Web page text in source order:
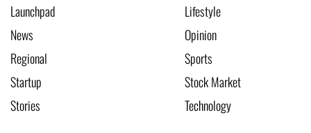
Launchpad
Lifestyle
News
Opinion
Regional
Sports
Startup
Stock Market
Stories
Technology